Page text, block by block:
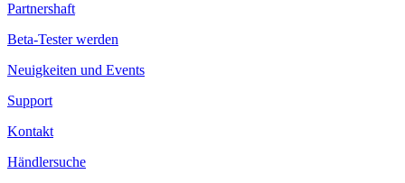
Partnershaft
Beta-Tester werden
Neuigkeiten und Events
Support
Kontakt
Händlersuche